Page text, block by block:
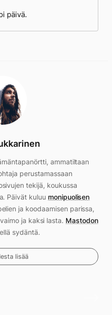
päivä.
ammatiltaan
perustamassaan
tekijä, koukussa
Päivät kuluu monipuolisen
ja koodaamisen parissa,
ja kaksi lasta. Mastodon
sydäntä.
lisää